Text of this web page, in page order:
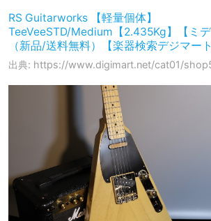
RS Guitarworks 【軽量個体】
TeeVeeSTD/Medium【2.435Kg】【ミデ
（新品/送料無料）【楽器検索デジマート
出典: https://www.digimart.net/cat01/